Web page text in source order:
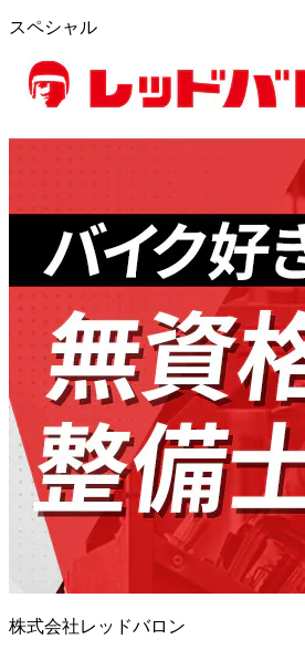
スペシャル
株式会社レッドバロン